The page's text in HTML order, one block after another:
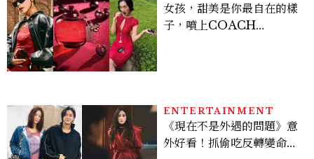
女孩，甜美是你最自在的樣
子，噴上COACH
ENTERTAINMENT
《現在不是外遇的問題》意
外好看！抓偷吃反轉變命